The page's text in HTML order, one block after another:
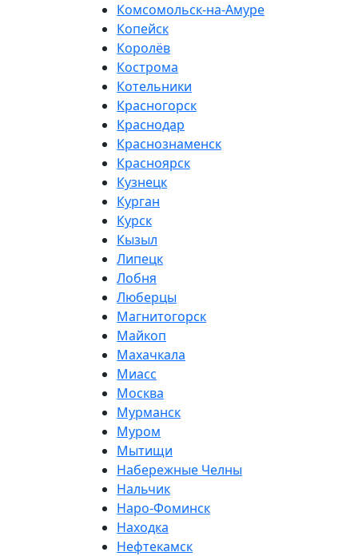
Комсомольск-на-Амуре
Копейск
Королёв
Кострома
Котельники
Красногорск
Краснодар
Краснознаменск
Красноярск
Кузнецк
Курган
Курск
Кызыл
Липецк
Лобня
Люберцы
Магнитогорск
Майкоп
Махачкала
Миасс
Москва
Мурманск
Муром
Мытищи
Набережные Челны
Нальчик
Наро-Фоминск
Находка
Нефтекамск